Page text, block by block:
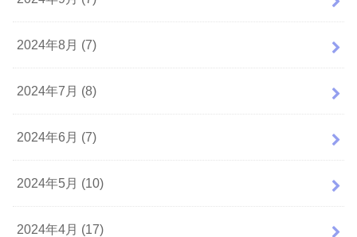
2024年8月 (7)
2024年7月 (8)
2024年6月 (7)
2024年5月 (10)
2024年4月 (17)